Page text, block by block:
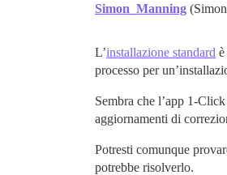
Simon_Manning
L’installazione standard
processo per
Sembra che l’app 1-
aggiornamenti di
Potresti comunque
potrebbe risolverlo.